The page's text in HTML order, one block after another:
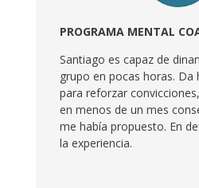
PROGRAMA MENTAL
Santiago es capaz de
grupo en pocas horas. Da
para reforzar
en menos de un mes
me había propuesto. En
la experiencia.